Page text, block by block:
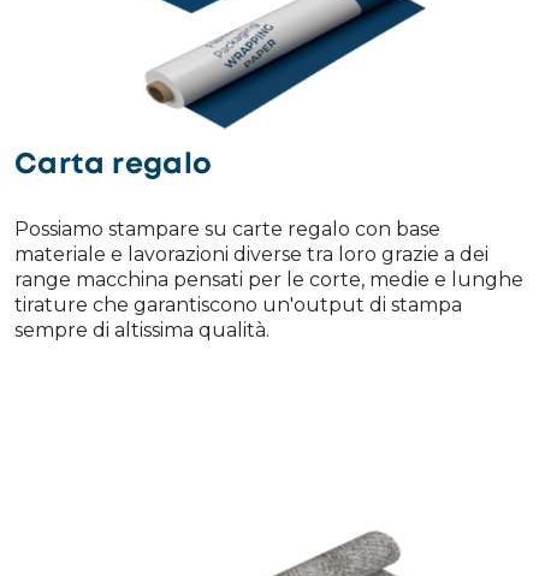
Carta regalo
Possiamo stampare su carte regalo con base
materiale e lavorazioni diverse tra loro grazie a dei
range macchina pensati per le corte, medie e lunghe
tirature che garantiscono un'output di stampa
sempre di altissima qualità.